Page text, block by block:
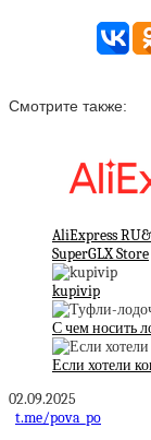
Смотрите также:
AliExpress
SuperGLX Store
kupivip
С чем носить
Если хотели
02.09.2025
t.me/pova_po